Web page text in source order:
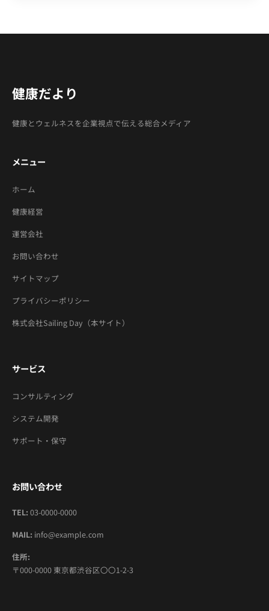
健康だより
健康とウェルネスを企業視点で伝える総合メディア
メニュー
ホーム
健康経営
運営会社
お問い合わせ
サイトマップ
プライバシーポリシー
株式会社Sailing Day（本サイト）
サービス
コンサルティング
システム開発
サポート・保守
お問い合わせ
TEL: 03-0000-0000
MAIL: info@example.com
住所:
〒000-0000 東京都渋谷区〇〇1-2-3